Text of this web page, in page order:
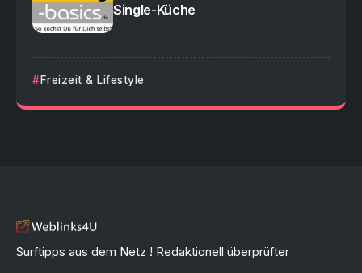
Single-Küche
Freizeit & Lifestyle
Surftipps aus dem Netz ! Redaktionell überprüfter